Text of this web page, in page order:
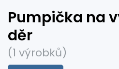
Pumpička na
děr
(1 výrobků)